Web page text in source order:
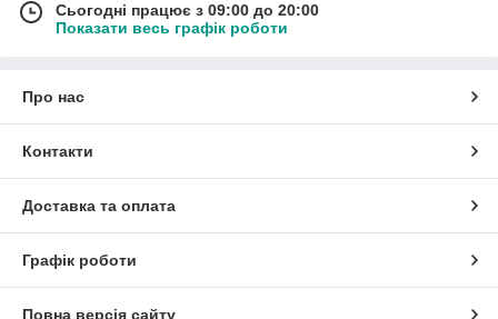
Сьогодні працює з 09:00 до 20:00
Показати весь графік роботи
Про нас
Контакти
Доставка та оплата
Графік роботи
Повна версія сайту